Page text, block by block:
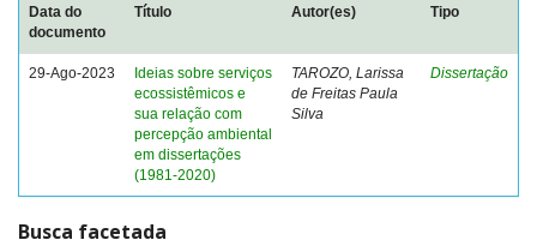
Data do
documento
Título Autor(es) Tipo
29-Ago-2023
Ideias sobre serviços
ecossistêmicos e
sua relação com
percepção ambiental
em dissertações
(1981-2020)
TAROZO, Larissa
de Freitas Paula
Silva
Dissertação
Busca facetada